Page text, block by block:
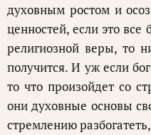
духовным ростом и
ценностей, если это все
религиозной веры, то
получится. И уж если
то что произойдет со
они духовные основы
стремлению